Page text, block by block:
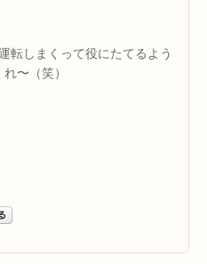
転しまくって役にたてるよう
〜（笑）